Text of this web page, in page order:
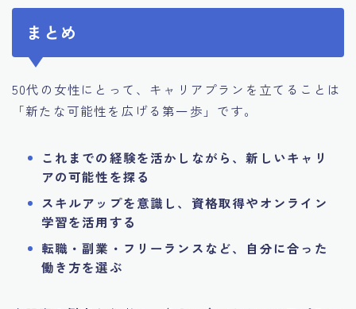
まとめ
50代の女性にとって、キャリアプランを立てることは
「新たな可能性を広げる第一歩」です。
これまでの経験を活かしながら、新しいキャリ
アの可能性を探る
スキルアップを意識し、資格取得やオンライン
学習を活用する
転職・副業・フリーランスなど、自分に合った
働き方を選ぶ